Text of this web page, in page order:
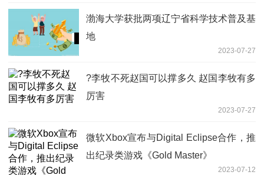
渤海大学获批两项辽宁省科学技术普及基
地
2023-07-27
?李牧不死赵国可以撑多久 赵国李牧有多
厉害
2023-07-27
微软Xbox宣布与Digital Eclipse合作，推
出纪录类游戏《Gold Master》
2023-07-12